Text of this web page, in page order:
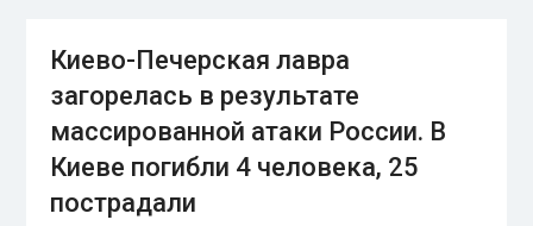
Киево-Печерская лавра
загорелась в результате
массированной атаки России. В
Киеве погибли 4 человека, 25
пострадали